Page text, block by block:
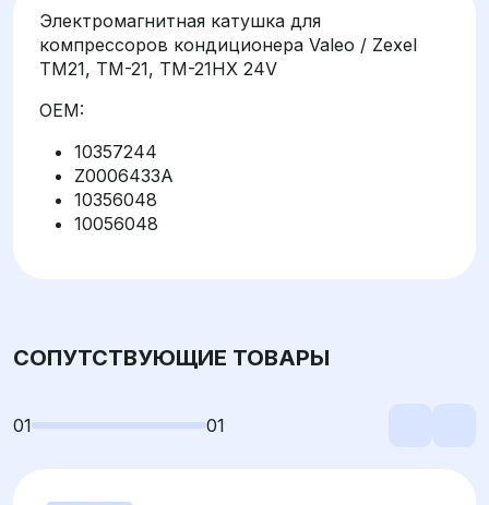
Электромагнитная катушка для
компрессоров кондиционера Valeo / Zexel
TM21, TM-21, TM-21HX 24V
OEM:
10357244
Z0006433A
10356048
10056048
СОПУТСТВУЮЩИЕ ТОВАРЫ
01 01